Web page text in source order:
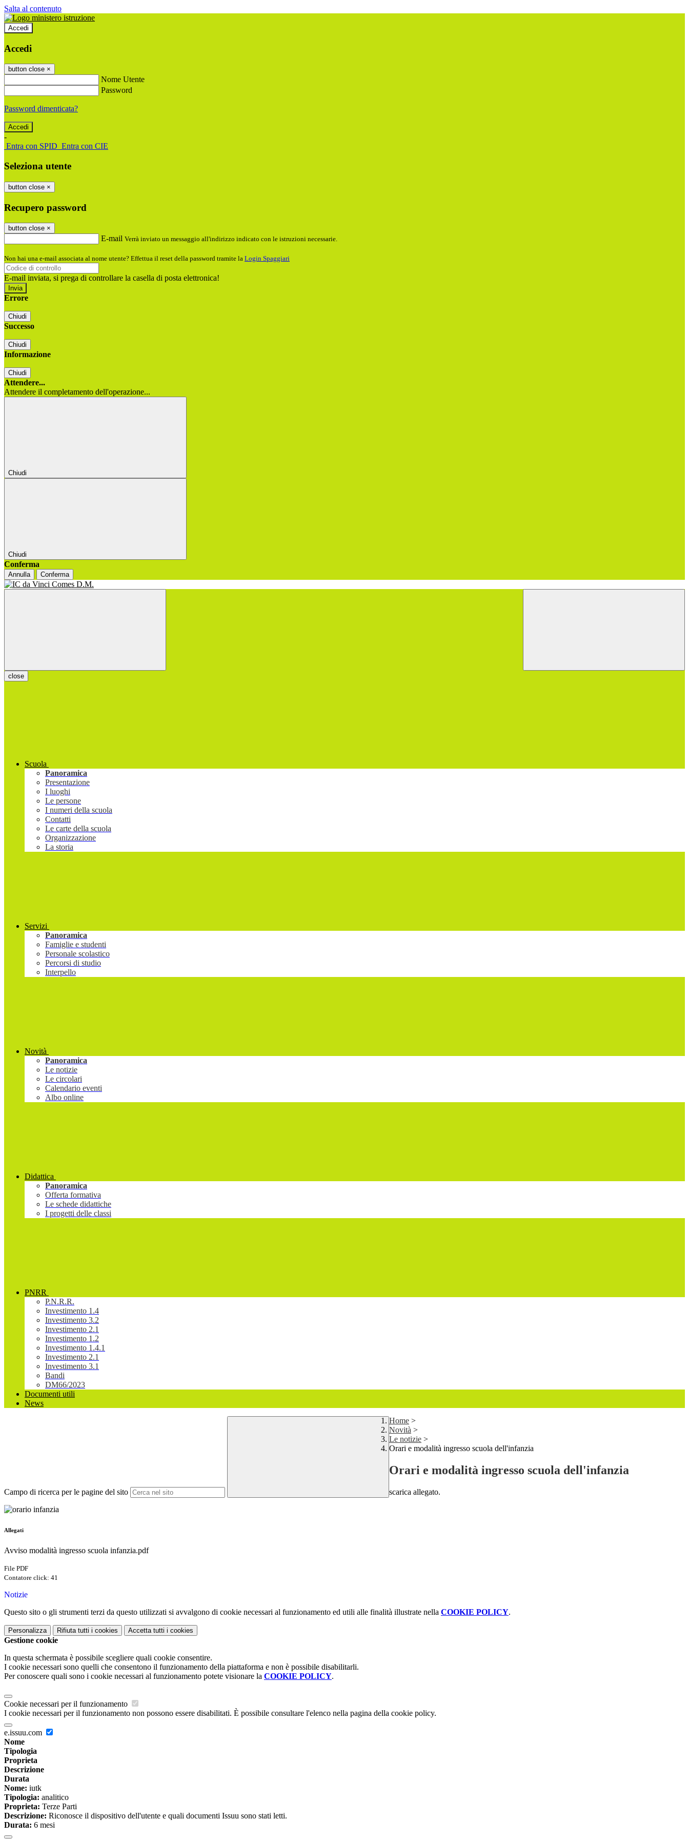
Salta al contenuto
Accedi
Accedi
button close ×
Nome Utente
Password
Password dimenticata?
-
Entra con SPID Entra con CIE
Seleziona utente
button close ×
Recupero password
button close ×
E-mail Verrà inviato un messaggio all'indirizzo indicato con le istruzioni necessarie.
Non hai una e-mail associata al nome utente? Effettua il reset della password tramite la Login Spaggiari
E-mail inviata, si prega di controllare la casella di posta elettronica!
Errore
Chiudi
Successo
Chiudi
Informazione
Chiudi
Attendere...
Attendere il completamento dell'operazione...
Chiudi
Chiudi
Conferma
Annulla Conferma
close
Scuola
Panoramica
Presentazione
I luoghi
Le persone
I numeri della scuola
Contatti
Le carte della scuola
Organizzazione
La storia
Servizi
Panoramica
Famiglie e studenti
Personale scolastico
Percorsi di studio
Interpello
Novità
Panoramica
Le notizie
Le circolari
Calendario eventi
Albo online
Didattica
Panoramica
Offerta formativa
Le schede didattiche
I progetti delle classi
PNRR
P.N.R.R.
Investimento 1.4
Investimento 3.2
Investimento 2.1
Investimento 1.2
Investimento 1.4.1
Investimento 2.1
Investimento 3.1
Bandi
DM66/2023
Documenti utili
News
Campo di ricerca per le pagine del sito
Home >
Novità >
Le notizie >
Orari e modalità ingresso scuola dell'infanzia
Orari e modalità ingresso scuola dell'infanzia
scarica allegato.
Allegati
Avviso modalità ingresso scuola infanzia.pdf
File PDF
Contatore click: 41
Notizie
Questo sito o gli strumenti terzi da questo utilizzati si avvalgono di cookie necessari al funzionamento ed utili alle finalità illustrate nella COOKIE POLICY.
Personalizza Rifiuta tutti i cookies Accetta tutti i cookies
Gestione cookie
In questa schermata è possibile scegliere quali cookie consentire.
I cookie necessari sono quelli che consentono il funzionamento della piattaforma e non è possibile disabilitarli.
Per conoscere quali sono i cookie necessari al funzionamento potete visionare la COOKIE POLICY.
Cookie necessari per il funzionamento
I cookie necessari per il funzionamento non possono essere disabilitati. È possibile consultare l'elenco nella pagina della cookie policy.
e.issuu.com
Nome
Tipologia
Proprieta
Descrizione
Durata
Nome: iutk
Tipologia: analitico
Proprieta: Terze Parti
Descrizione: Riconosce il dispositivo dell'utente e quali documenti Issuu sono stati letti.
Durata: 6 mesi